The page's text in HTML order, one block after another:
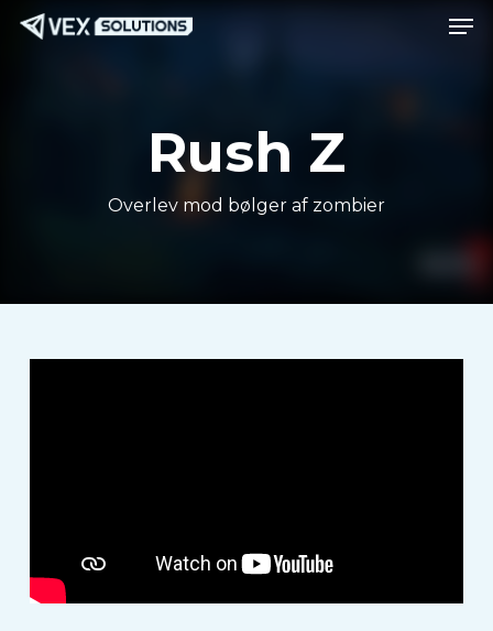
Spring
Rush Z
Overlev mod bølger af zombier
Menu